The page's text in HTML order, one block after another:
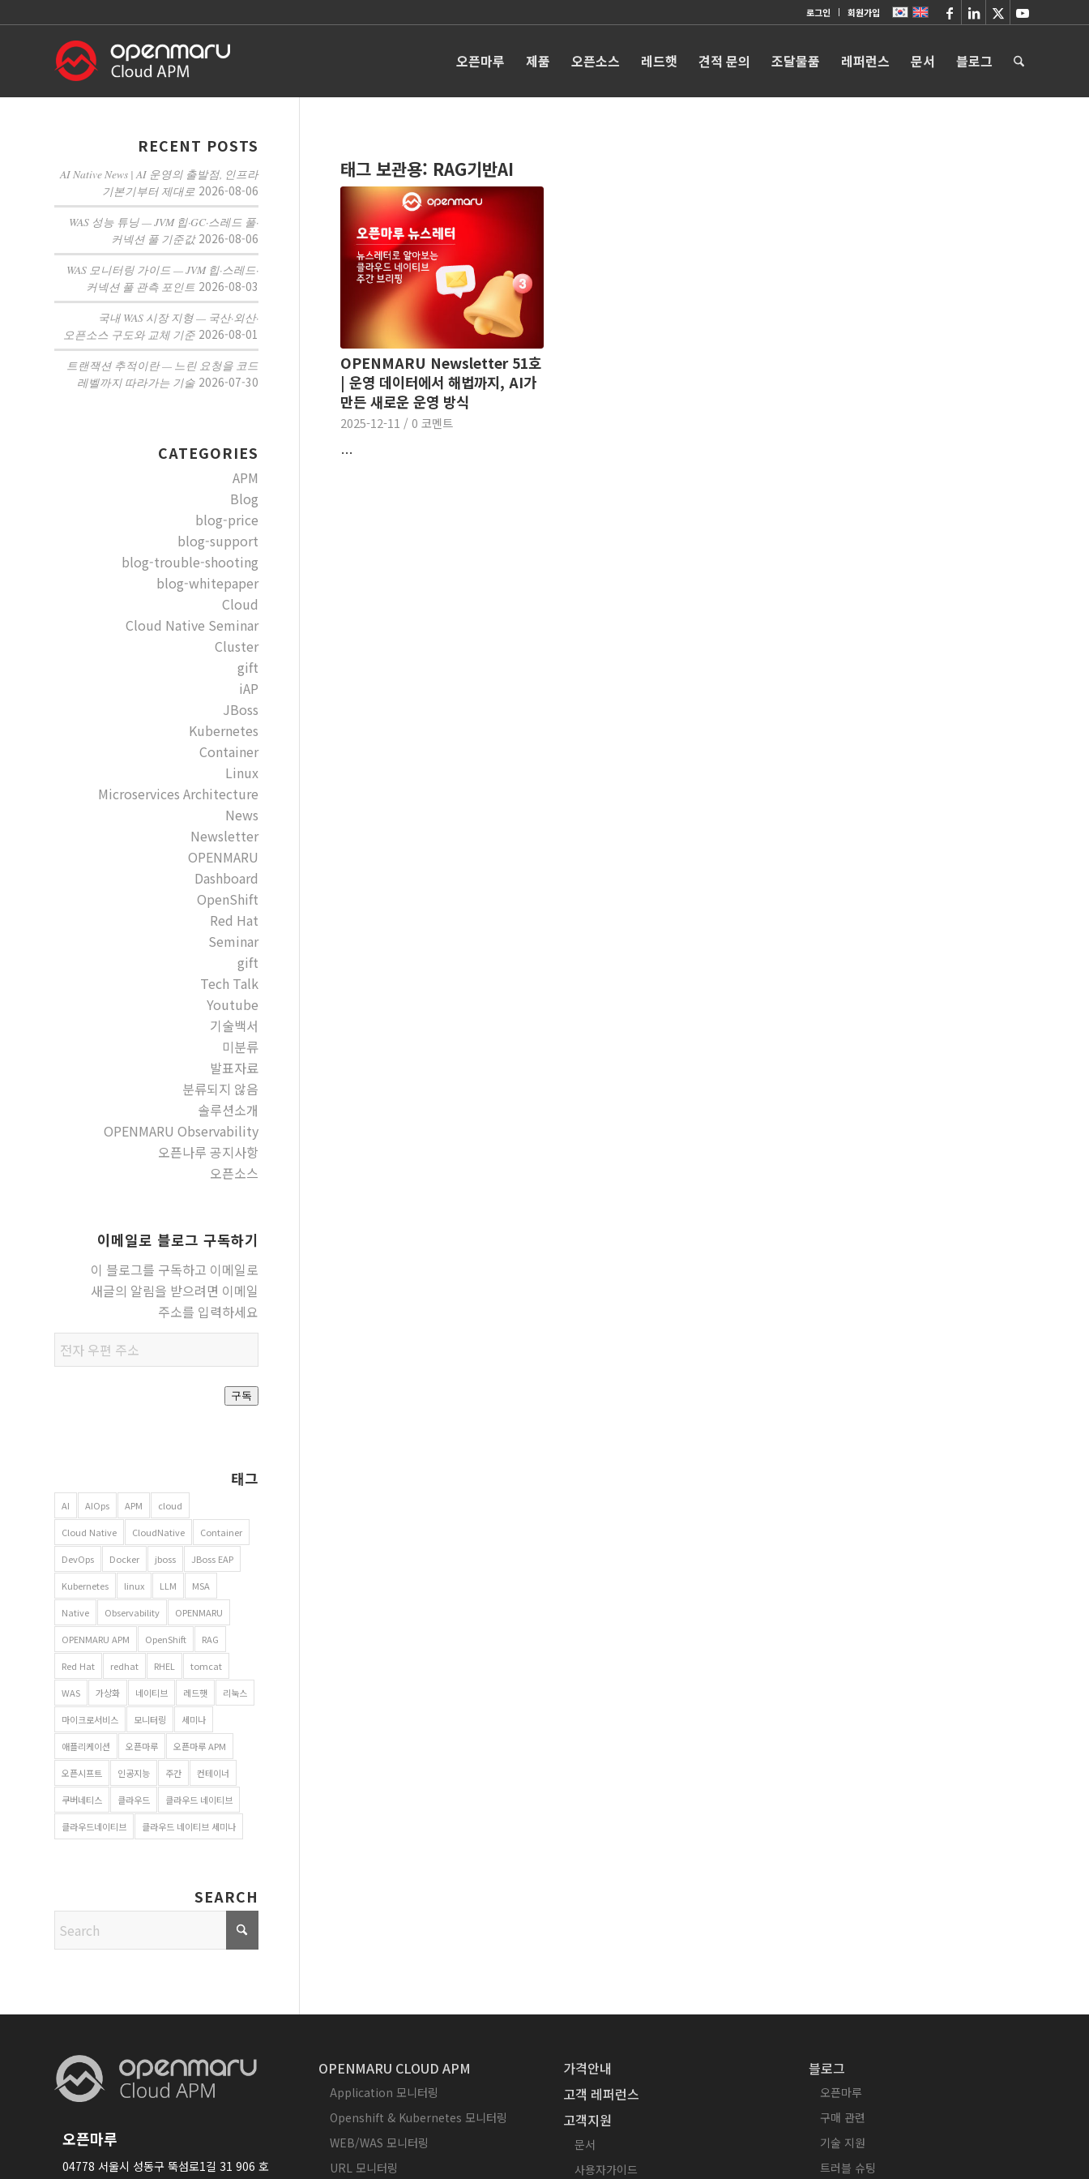
로그인 회원가입
오픈마루 제품 오픈소스 레드햇 견적 문의 조달물품 레퍼런스 문서 블로그
태그 보관용: RAG기반AI
OPENMARU Newsletter 51호
| 운영 데이터에서 해법까지, AI가
만든 새로운 운영 방식
2025-12-11 / 0 코멘트
…
RECENT POSTS
AI Native News | AI 운영의 출발점, 인프라
기본기부터 제대로 2026-08-06
WAS 성능 튜닝 — JVM 힙·GC·스레드 풀·
커넥션 풀 기준값 2026-08-06
WAS 모니터링 가이드 — JVM 힙·스레드·
커넥션 풀 관측 포인트 2026-08-03
국내 WAS 시장 지형 — 국산·외산·
오픈소스 구도와 교체 기준 2026-08-01
트랜잭션 추적이란 — 느린 요청을 코드
레벨까지 따라가는 기술 2026-07-30
CATEGORIES
APM
Blog
blog-price
blog-support
blog-trouble-shooting
blog-whitepaper
Cloud
Cloud Native Seminar
Cluster
gift
iAP
JBoss
Kubernetes
Container
Linux
Microservices Architecture
News
Newsletter
OPENMARU
Dashboard
OpenShift
Red Hat
Seminar
gift
Tech Talk
Youtube
기술백서
미분류
발표자료
분류되지 않음
솔루션소개
OPENMARU Observability
오픈나루 공지사항
오픈소스
이메일로 블로그 구독하기
이 블로그를 구독하고 이메일로
새글의 알림을 받으려면 이메일
주소를 입력하세요
우편
주소
구독
태그
AI AIOps APM cloud
Cloud Native CloudNative Container
DevOps Docker jboss JBoss EAP
Kubernetes linux LLM MSA
Native Observability OPENMARU
OPENMARU APM OpenShift RAG
Red Hat redhat RHEL tomcat
WAS 가상화 네이티브 레드햇 리눅스
마이크로서비스 모니터링 세미나
애플리케이션 오픈마루 오픈마루 APM
오픈시프트 인공지능 주간 컨테이너
쿠버네티스 클라우드 클라우드 네이티브
클라우드네이티브 클라우드 네이티브 세미나
SEARCH
오픈마루
04778 서울시 성동구 뚝섬로1길 31 906 호
OPENMARU CLOUD APM
Application 모니터링
Openshift & Kubernetes 모니터링
WEB/WAS 모니터링
URL 모니터링
가격안내
고객 레퍼런스
고객지원
문서
사용자가이드
블로그
오픈마루
구매 관련
기술 지원
트러블 슈팅